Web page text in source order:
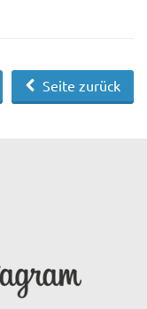
Seite zurück